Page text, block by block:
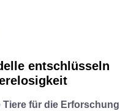
entschlüsseln
für die Erforschung